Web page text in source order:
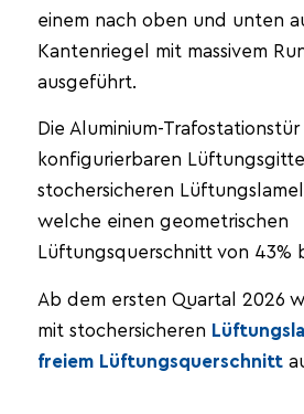
einem nach oben und unten
Kantenriegel mit massivem
ausgeführt.
Die Aluminium-
konfigurierbaren
stochersicheren
welche einen geometrischen
Lüftungsquerschnitt von 43%
Ab dem ersten Quartal 2026
mit stochersicheren
freiem Lüftungsquerschnitt